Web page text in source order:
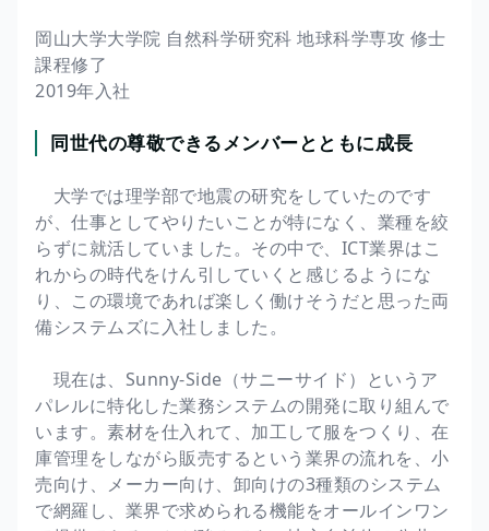
岡山大学大学院 自然科学研究科 地球科学専攻 修士
課程修了
2019年入社
同世代の尊敬できるメンバーとともに成長
大学では理学部で地震の研究をしていたのです
が、仕事としてやりたいことが特になく、業種を絞
らずに就活していました。その中で、ICT業界はこ
れからの時代をけん引していくと感じるようにな
り、この環境であれば楽しく働けそうだと思った両
備システムズに入社しました。
現在は、Sunny-Side（サニーサイド）というア
パレルに特化した業務システムの開発に取り組んで
います。素材を仕入れて、加工して服をつくり、在
庫管理をしながら販売するという業界の流れを、小
売向け、メーカー向け、卸向けの3種類のシステム
で網羅し、業界で求められる機能をオールインワン